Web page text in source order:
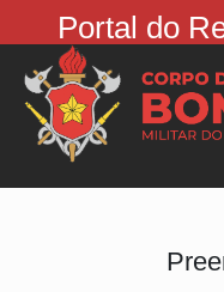
Portal do